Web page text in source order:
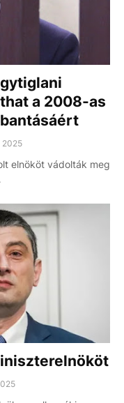
a 2008-as
2025
elnököt vádolták meg